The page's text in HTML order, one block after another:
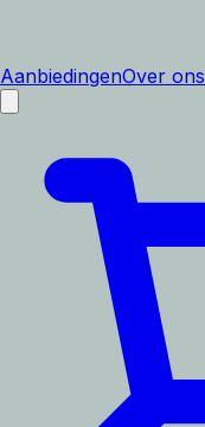
AanbiedingenOver ons